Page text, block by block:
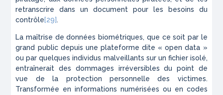
retranscrire dans un document pour les besoins du
contrôle[29].
La maîtrise de données biométriques, que ce soit par le
grand public depuis une plateforme dite « open data »
ou par quelques individus malveillants sur un fichier isolé,
entraînerait des dommages irréversibles du point de
vue de la protection personnelle des victimes.
Transformée en informations numérisées ou en codes